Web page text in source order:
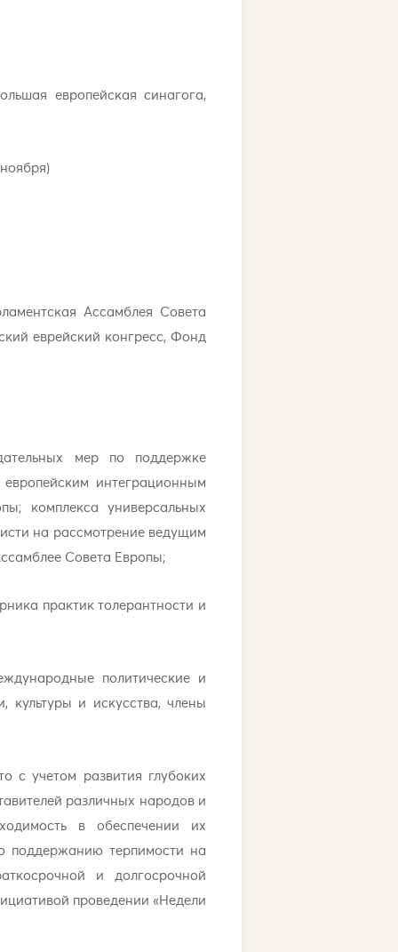
европейская синагога,
Ассамблея Совета
еврейский конгресс, Фонд
мер по поддержке
интеграционным
комплекса универсальных
на рассмотрение ведущим
Совета Европы;
практик толерантности и
политические и
культуры и искусства, члены
с учетом развития глубоких
различных народов и
в обеспечении их
поддержанию терпимости на
и долгосрочной
проведении «Недели